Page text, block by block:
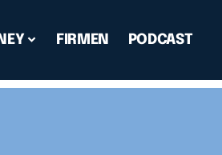
FIRMEN PODCAST